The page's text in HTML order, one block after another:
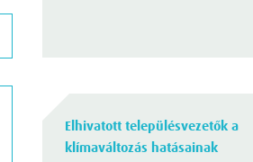
Elhivatott településvezetők a
klímaváltozás hatásainak